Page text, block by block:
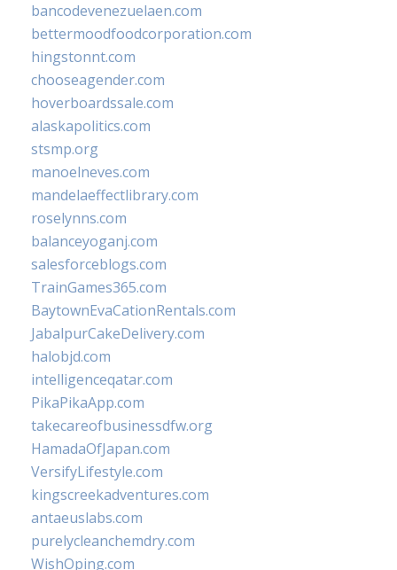
bancodevenezuelaen.com
bettermoodfoodcorporation.com
hingstonnt.com
chooseagender.com
hoverboardssale.com
alaskapolitics.com
stsmp.org
manoelneves.com
mandelaeffectlibrary.com
roselynns.com
balanceyoganj.com
salesforceblogs.com
TrainGames365.com
BaytownEvaCationRentals.com
JabalpurCakeDelivery.com
halobjd.com
intelligenceqatar.com
PikaPikaApp.com
takecareofbusinessdfw.org
HamadaOfJapan.com
VersifyLifestyle.com
kingscreekadventures.com
antaeuslabs.com
purelycleanchemdry.com
WishOping.com